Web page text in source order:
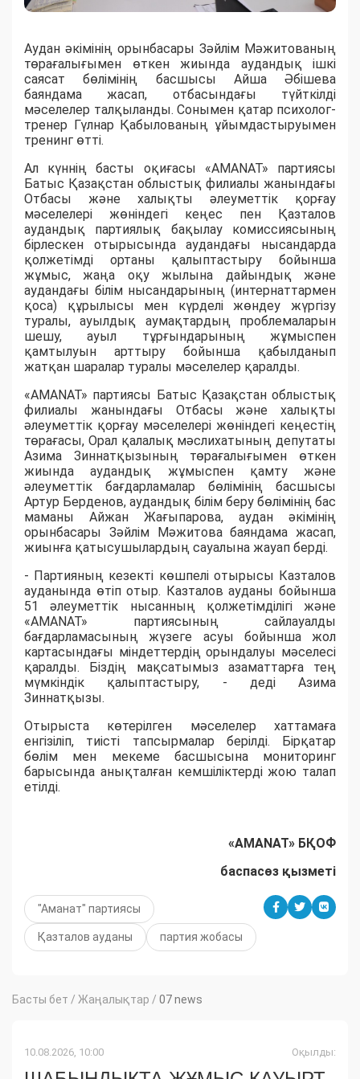
Аудан әкімінің орынбасары Зәйлім Мәжитованың
төрағалығымен өткен жиында аудандық ішкі
саясат бөлімінің басшысы Айша Әбішева
баяндама жасап, отбасындағы түйткілді
мәселелер талқыланды. Сонымен қатар психолог-
тренер Гүлнар Қабылованың ұйымдастыруымен
тренинг өтті.
Ал күннің басты оқиғасы «AMANAT» партиясы
Батыс Қазақстан облыстық филиалы жанындағы
Отбасы және халықты әлеуметтік қорғау
мәселелері жөніндегі кеңес пен Қазталов
аудандық партиялық бақылау комиссиясының
бірлескен отырысында аудандағы нысандарда
қолжетімді ортаны қалыптастыру бойынша
жұмыс, жаңа оқу жылына дайындық және
аудандағы білім нысандарының (интернаттармен
қоса) құрылысы мен күрделі жөндеу жүргізу
туралы, ауылдық аумақтардың проблемаларын
шешу, ауыл тұрғындарының жұмыспен
қамтылуын арттыру бойынша қабылданып
жатқан шаралар туралы мәселелер қаралды.
«AMANAT» партиясы Батыс Қазақстан облыстық
филиалы жанындағы Отбасы және халықты
әлеуметтік қорғау мәселелері жөніндегі кеңестің
төрағасы, Орал қалалық мәслихатының депутаты
Азима Зиннатқызының төрағалығымен өткен
жиында аудандық жұмыспен қамту және
әлеуметтік бағдарламалар бөлімінің басшысы
Артур Берденов, аудандық білім беру бөлімінің бас
маманы Айжан Жағыпарова, аудан әкімінің
орынбасары Зәйлім Мәжитова баяндама жасап,
жиынға қатысушылардың сауалына жауап берді.
- Партияның кезекті көшпелі отырысы Казталов
ауданында өтіп отыр. Казталов ауданы бойынша
51 әлеуметтік нысанның қолжетімділігі және
«AMANAT» партиясының сайлауалды
бағдарламасының жүзеге асуы бойынша жол
картасындағы міндеттердің орындалуы мәселесі
қаралды. Біздің мақсатымыз азаматтарға тең
мүмкіндік қалыптастыру, - деді Азима
Зиннатқызы.
Отырыста көтерілген мәселелер хаттамаға
енгізіліп, тиісті тапсырмалар берілді. Бірқатар
бөлім мен мекеме басшысына мониторинг
барысында анықталған кемшіліктерді жою талап
етілді.
«AMANAT» БҚОФ
баспасөз қызметі
"Аманат" партиясы
Қазталов ауданы партия жобасы
Басты бет / Жаңалықтар / 07 news
10.08.2026, 10:00 Оқылды: